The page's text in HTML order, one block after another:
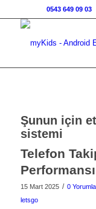
0543 649 09 03
Şunun için
sistemi
Telefon
15 Mart 2025 / 0
letsgo